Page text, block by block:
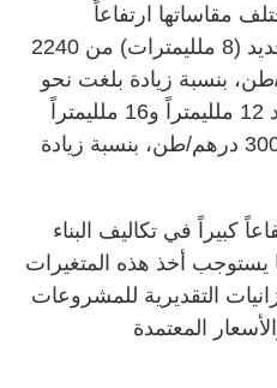
مقاساتها ارتفاعاً
ملحوظاً، حيث ارتفع سعر حديد (8 ملليمترات) من 2240
3200 درهم/طن، بنسبة زيادة بلغت نحو
43%، كما ارتفع سعر الحديد 12 ملليمتراً و16 ملليمتراً
من 2150 درهماً/طن إلى 3000 درهم/طن، بنسبة زيادة
كبيراً في تكاليف البناء
يستوجب أخذ هذه المتغيرات
التقديرية للمشروعات
المعتمدة